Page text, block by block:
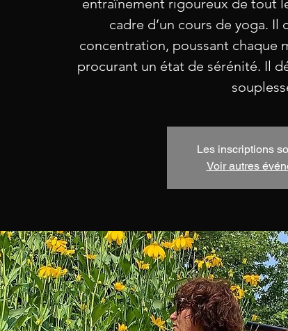
entraînement rigoureux de tout
cadre d’un cours de yoga.
concentration, poussant chaque
procurant un état de sérénité. Il
Les inscriptions
Voir autres